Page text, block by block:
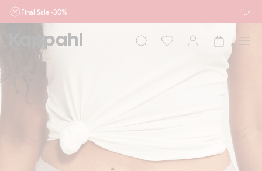
Final Sale -30%
działu outlet do 10.8 w sklepach Kappahl i Newbie oraz na kappahl.com. Ofert